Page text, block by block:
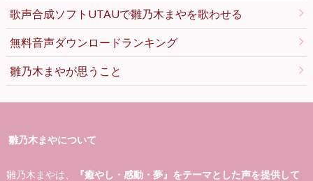
歌声合成ソフトUTAUで雛乃木まやを歌わせる
無料音声ダウンロードランキング
雛乃木まやが思うこと
雛乃木まやについて
雛乃木まやは、
『癒やし・感動・夢』をテーマとした声を提供して